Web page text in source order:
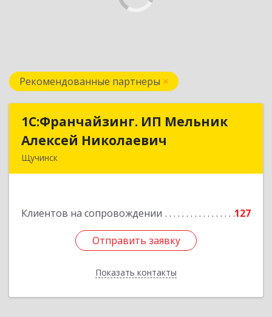
Рекомендованные партнеры
1С:Франчайзинг. ИП Мельник
Алексей Николаевич
Щучинск
Клиентов на сопровождении 127
Отправить заявку
Показать контакты
1С:Франчайзинг. ИП Мельник
Алексей Николаевич